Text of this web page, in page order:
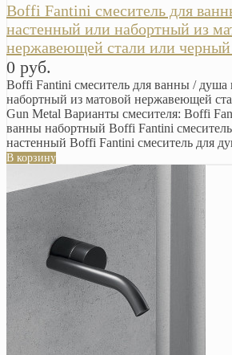
Boffi Fantini смеситель для
настенный или набортный из
нержавеющей стали или
0 руб.
Boffi Fantini смеситель для ванны / душа
набортный из матовой нержавеющей
Gun Metal Варианты смесителя: Boffi
ванны набортный Boffi Fantini
настенный Boffi Fantini смеситель для
В корзину